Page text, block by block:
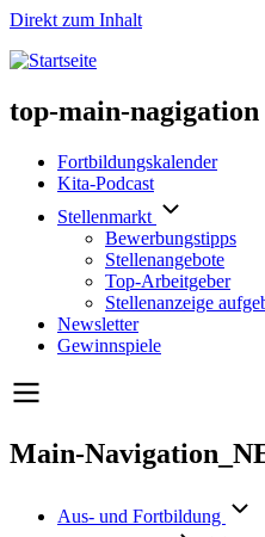
Direkt zum Inhalt
top-main-nagigation
Fortbildungskalender
Kita-Podcast
Stellenmarkt
Bewerbungstipps
Stellenangebote
Top-Arbeitgeber
Stellenanzeige
Newsletter
Gewinnspiele
Main-
Aus- und Fortbildung